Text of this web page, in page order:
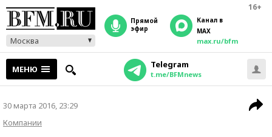
16+
Москва
прямой
эфир
Канал в
MAX
max.ru/bfm
МЕНЮ Telegram
t.me/BFMnews
30 марта 2016, 23:29
Компании